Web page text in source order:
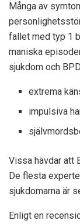
Många av
fallet med typ 1
maniska
sjukdom och
extrema
impulsiva
Vissa hävdar att
De flesta
sjukdomarna är
Enligt en